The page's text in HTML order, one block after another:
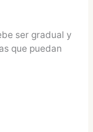
ser gradual y
que puedan